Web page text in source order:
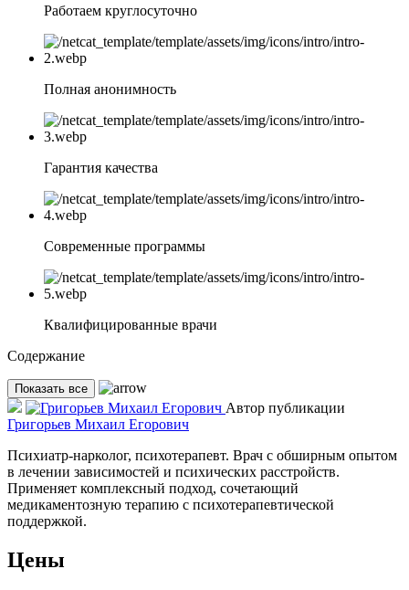
Работаем круглосуточно
Полная анонимность
Гарантия качества
Современные программы
Квалифицированные врачи
Содержание
Показать все
Автор публикации
Григорьев Михаил Егорович
Психиатр-нарколог, психотерапевт. Врач с обширным опытом
в лечении зависимостей и психических расстройств.
Применяет комплексный подход, сочетающий
медикаментозную терапию с психотерапевтической
поддержкой.
Цены